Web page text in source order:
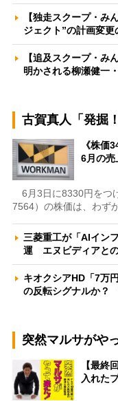
【独走スクープ・み
ジェクト”の計画変
【追及スクープ・み
明かされる柳瀬健一
古賀真人「発掘
《株価
6月の
6月3日に8330円をつ
7564）の株価は、わず
三菱重工が「AIイン
運 エヌビディアと
キオクシアHD「7万
の反転シグナルか
突然マルサがや
【最終
入れた